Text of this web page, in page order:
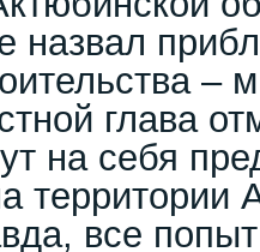
назвал
–
глава
на себя
территории
все